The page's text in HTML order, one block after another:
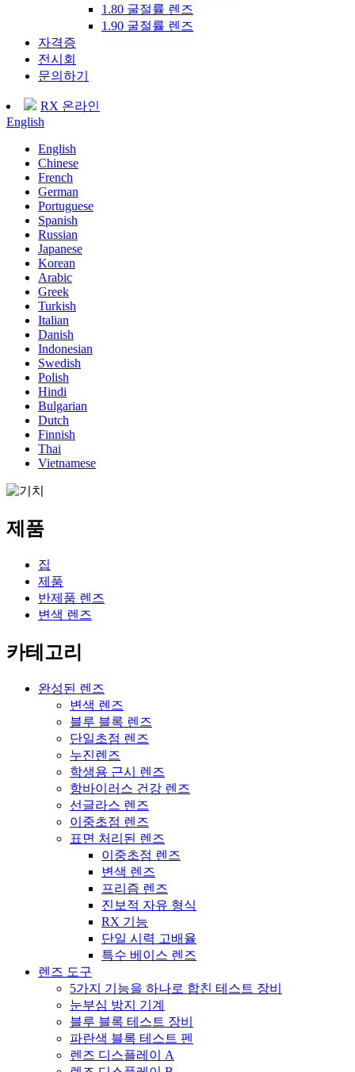
1.80 굴절률 렌즈
1.90 굴절률 렌즈
자격증
전시회
문의하기
RX 온라인
English
English
Chinese
French
German
Portuguese
Spanish
Russian
Japanese
Korean
Arabic
Greek
Turkish
Italian
Danish
Indonesian
Swedish
Polish
Hindi
Bulgarian
Dutch
Finnish
Thai
Vietnamese
제품
집
제품
반제품 렌즈
변색 렌즈
카테고리
완성된 렌즈
변색 렌즈
블루 블록 렌즈
단일초점 렌즈
누진렌즈
학생용 근시 렌즈
항바이러스 건강 렌즈
선글라스 렌즈
이중초점 렌즈
표면 처리된 렌즈
이중초점 렌즈
변색 렌즈
프리즘 렌즈
진보적 자유 형식
RX 기능
단일 시력 고배율
특수 베이스 렌즈
렌즈 도구
5가지 기능을 하나로 합친 테스트 장비
눈부심 방지 기계
블루 블록 테스트 장비
파란색 블록 테스트 펜
렌즈 디스플레이 A